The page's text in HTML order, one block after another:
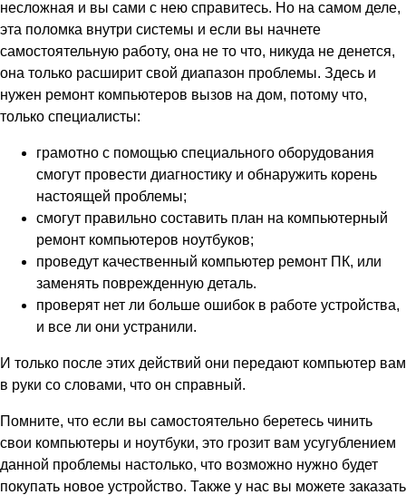
несложная и вы сами с нею справитесь. Но на самом деле,
эта поломка внутри системы и если вы начнете
самостоятельную работу, она не то что, никуда не денется,
она только расширит свой диапазон проблемы. Здесь и
нужен ремонт компьютеров вызов на дом, потому что,
только специалисты:
грамотно с помощью специального оборудования
смогут провести диагностику и обнаружить корень
настоящей проблемы;
смогут правильно составить план на компьютерный
ремонт компьютеров ноутбуков;
проведут качественный компьютер ремонт ПК, или
заменять поврежденную деталь.
проверят нет ли больше ошибок в работе устройства,
и все ли они устранили.
И только после этих действий они передают компьютер вам
в руки со словами, что он справный.
Помните, что если вы самостоятельно беретесь чинить
свои компьютеры и ноутбуки, это грозит вам усугублением
данной проблемы настолько, что возможно нужно будет
покупать новое устройство. Также у нас вы можете заказать